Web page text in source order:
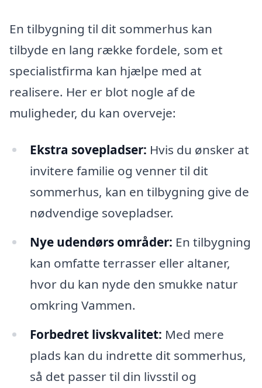
En tilbygning til dit sommerhus kan
tilbyde en lang række fordele, som et
specialistfirma kan hjælpe med at
realisere. Her er blot nogle af de
muligheder, du kan overveje:
Ekstra sovepladser: Hvis du ønsker at
invitere familie og venner til dit
sommerhus, kan en tilbygning give de
nødvendige sovepladser.
Nye udendørs områder: En tilbygning
kan omfatte terrasser eller altaner,
hvor du kan nyde den smukke natur
omkring Vammen.
Forbedret livskvalitet: Med mere
plads kan du indrette dit sommerhus,
så det passer til din livsstil og